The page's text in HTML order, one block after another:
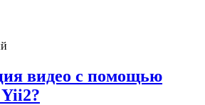
видео с помощью